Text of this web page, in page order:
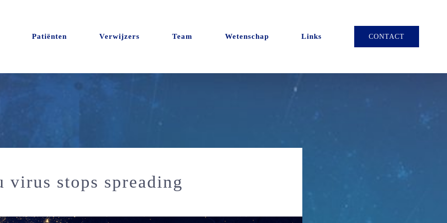
Patiënten Verwijzers Team Wetenschap Links CONTACT
virus stops spreading